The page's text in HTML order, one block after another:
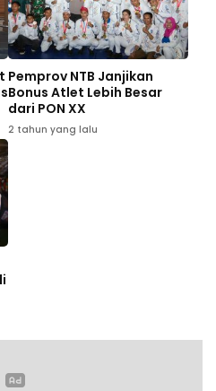
Pemprov NTB Janjikan
Bonus Atlet Lebih Besar
dari PON XX
2 tahun yang lalu